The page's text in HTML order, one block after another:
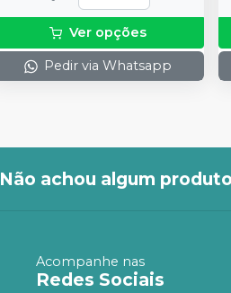
Ver opções
Pedir via Whatsapp
Não achou algum
Acompanhe nas
Redes Sociais